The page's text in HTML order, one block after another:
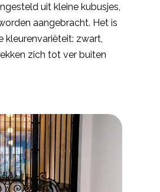
uit kleine kubusjes,
aangebracht. Het is
zwart,
zich tot ver buiten